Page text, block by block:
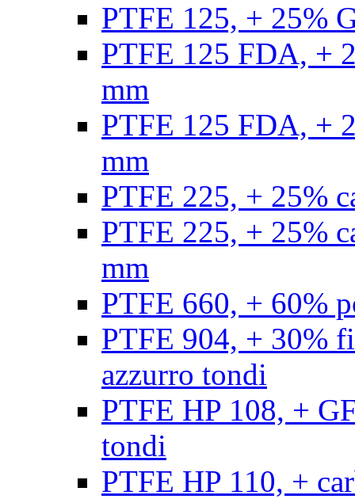
PTFE 125, + 25%
PTFE 125 FDA, +
mm
PTFE 125 FDA, +
mm
PTFE 225, + 25%
PTFE 225, + 25%
mm
PTFE 660, + 60%
PTFE 904, + 30%
azzurro tondi
PTFE HP 108, +
tondi
PTFE HP 110, +